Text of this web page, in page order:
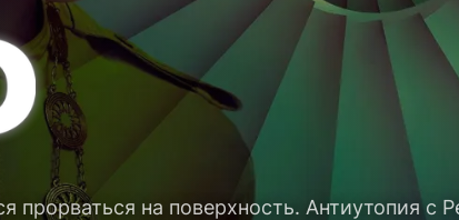
прорваться на поверхность. Антиутопия с